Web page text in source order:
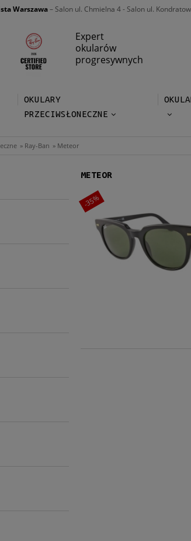
Warszawa– Salon ul. Chmielna 4 - Salon ul.
Expert
okularów
progresywnych
OKULARY
PRZECIWSŁONECZNE
» Ray-Ban » Meteor
METEOR
-35%